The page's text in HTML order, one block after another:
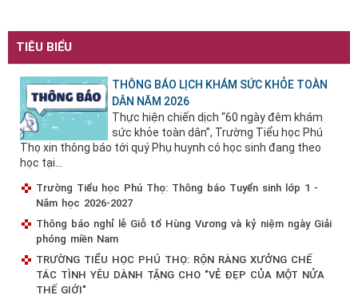
TIÊU BIỂU
THÔNG BÁO LỊCH KHÁM SỨC KHỎE TOÀN
DÂN NĂM 2026
Thực hiện chiến dịch “60 ngày đêm khám
sức khỏe toàn dân”, Trường Tiểu học Phú
Thọ xin thông báo tới quý Phụ huynh có học sinh đang theo
học tại...
Trường Tiểu học Phú Thọ: Thông báo Tuyển sinh lớp 1 -
Năm học 2026-2027
Thông báo nghỉ lễ Giỗ tổ Hùng Vương và kỷ niệm ngày Giải
phóng miền Nam
TRƯỜNG TIỂU HỌC PHÚ THỌ: RỘN RÀNG XƯỞNG CHẾ
TÁC TÌNH YÊU DÀNH TẶNG CHO "VẺ ĐẸP CỦA MỘT NỬA
THẾ GIỚI"